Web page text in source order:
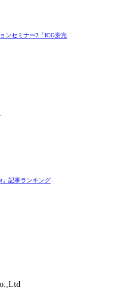
ンセミナー2「ICG蛍光
」記事ランキング